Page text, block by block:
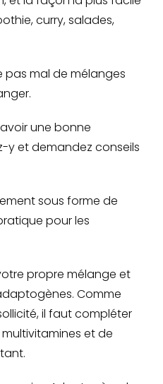
curry, salades,
pas mal de mélanges
une bonne
y et demandez conseils
sous forme de
pour les
propre mélange et
Comme
il faut compléter
et de